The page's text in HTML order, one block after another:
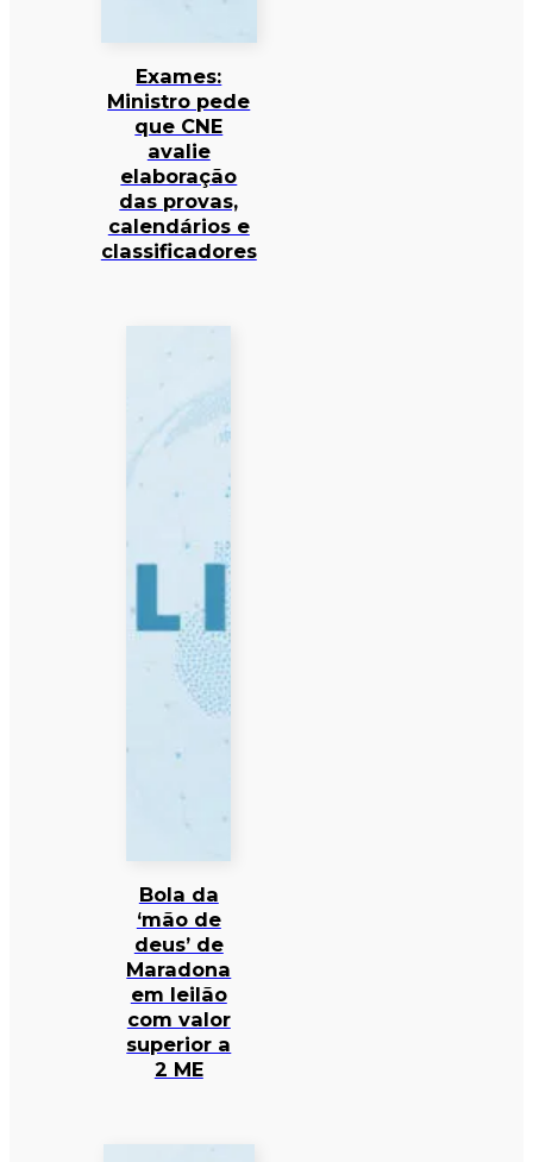
Exames:
Ministro pede
que CNE
avalie
elaboração
das provas,
calendários e
classificadores
Bola da
‘mão de
deus’ de
Maradona
em leilão
com valor
superior a
2 ME